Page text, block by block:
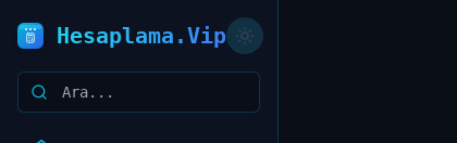
Hesaplama.Vip